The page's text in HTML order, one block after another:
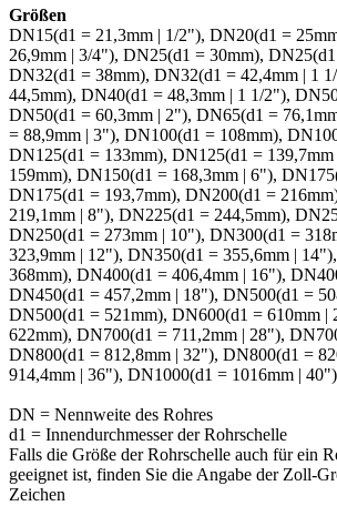
Größen
DN15(d1 = 21,3mm | 1/2"), DN20(d1 =
26,9mm | 3/4"), DN25(d1 = 30mm),
DN32(d1 = 38mm), DN32(d1 = 42,4mm | 1
44,5mm), DN40(d1 = 48,3mm | 1 1/2"),
DN50(d1 = 60,3mm | 2"), DN65(d1 =
= 88,9mm | 3"), DN100(d1 = 108mm),
DN125(d1 = 133mm), DN125(d1 =
159mm), DN150(d1 = 168,3mm | 6"),
DN175(d1 = 193,7mm), DN200(d1 =
219,1mm | 8"), DN225(d1 = 244,5mm),
DN250(d1 = 273mm | 10"), DN300(d1 =
323,9mm | 12"), DN350(d1 = 355,6mm |
368mm), DN400(d1 = 406,4mm | 16"),
DN450(d1 = 457,2mm | 18"), DN500(d1 =
DN500(d1 = 521mm), DN600(d1 = 610mm |
622mm), DN700(d1 = 711,2mm | 28"),
DN800(d1 = 812,8mm | 32"), DN800(d1 =
914,4mm | 36"), DN1000(d1 = 1016mm | 40")
DN = Nennweite des Rohres
d1 = Innendurchmesser der Rohrschelle
Falls die Größe der Rohrschelle auch für ein
geeignet ist, finden Sie die Angabe der Zoll-
Zeichen